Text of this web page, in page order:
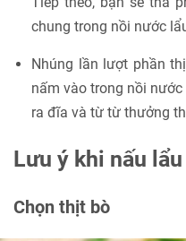
chung trong nồi nước
Nhúng lần lượt phần
nấm vào trong nồi
ra đĩa và từ từ thưởng
Lưu ý khi nấu
Chọn thịt bò